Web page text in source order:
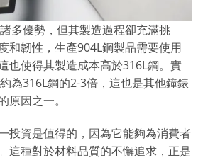
多優勢，但其製造過程卻充滿挑
和韌性，生產904L鋼製品需要使用
也使得其製造成本高於316L鋼。實
為316L鋼的2-3倍，這也是其他鐘錶
原因之一。
投資是值得的，因為它能夠為消費者
這種對於材料品質的不懈追求，正是